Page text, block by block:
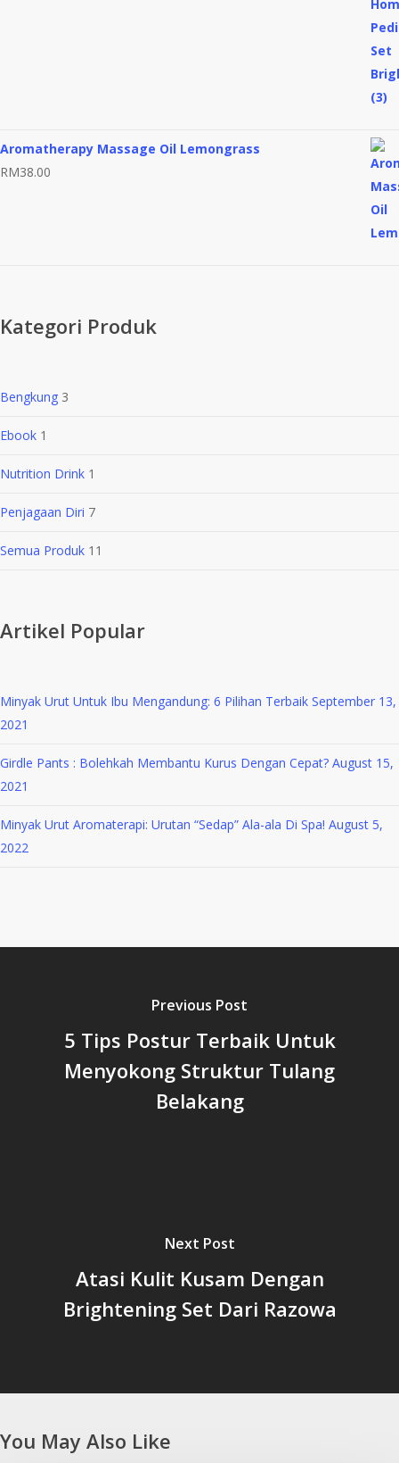
Aromatherapy Massage Oil Lemongrass
RM38.00
Kategori Produk
Bengkung 3
Ebook 1
Nutrition Drink 1
Penjagaan Diri 7
Semua Produk 11
Artikel Popular
Minyak Urut Untuk Ibu Mengandung: 6 Pilihan Terbaik September 13,
2021
Girdle Pants : Bolehkah Membantu Kurus Dengan Cepat? August 15,
2021
Minyak Urut Aromaterapi: Urutan “Sedap” Ala-ala Di Spa! August 5,
2022
Previous Post
5 Tips Postur Terbaik Untuk
Menyokong Struktur Tulang
Belakang
Next Post
Atasi Kulit Kusam Dengan
Brightening Set Dari Razowa
You May Also Like